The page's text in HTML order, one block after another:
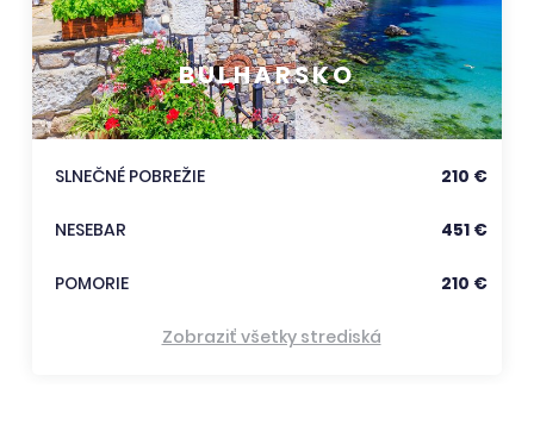
BULHARSKO
SLNEČNÉ POBREŽIE 210 €
NESEBAR 451 €
POMORIE 210 €
Zobraziť všetky strediská